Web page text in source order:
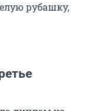
рубашку,